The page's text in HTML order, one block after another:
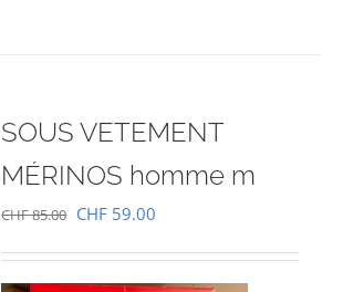
SOUS VETEMENT
MÉRINOS homme m
CHF85.00 Le
initial
CHF 59.00
actuel